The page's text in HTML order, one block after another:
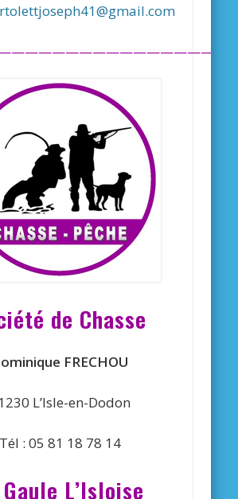
de Chasse
FRECHOU
L’Isle-en-Dodon
Tél : 05 81 18 78 14
L’Isloise